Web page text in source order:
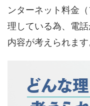
ンターネット料金
理している為、電
内容が考えられます